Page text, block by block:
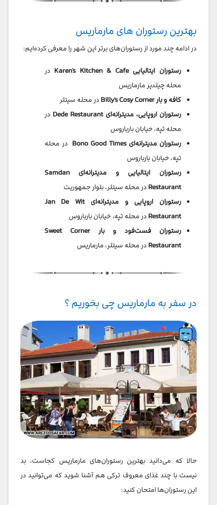
بهترین رستوران های مارماريس
در ادامه چند مورد از رستوران‌های برتر این شهر را معرفی کرده‌ایم:
رستوران ایتالیایی Karen's Kitchen & Cafe
در
محله چیلدیر مارماریس
کافه و بار Billy's Cosy Corner
در محله سیتلر
رستوران اروپایی، مدیترانه‌ای Dede Restaurant
در
محله تپه، خیابان بارباروس
رستوران مدیترانه‌ای Bono Good Times
در محله
تپه، خیابان بارباروس
رستوران ایتالیایی و مدیترانه‌ای Samdan
Restaurant در محله سیتلر، بلوار جمهوریت
رستوران اروپایی و مدیترانه‌ای Jan De Wit
Restaurant در محله تپه، خیابان بارباروس
رستوران فست‌فود و بار Sweet Corner
Restaurant در محله سیتلر، مارماریس
در سفر به مارماریس چی بخوریم ؟
حالا که می‌دانید بهترین رستوران‌های مارماريس كجاست، بد
نیست با چند غذای معروف ترکی هم آشنا شوید که می‌توانید در
این رستوران‌ها امتحان کنید: